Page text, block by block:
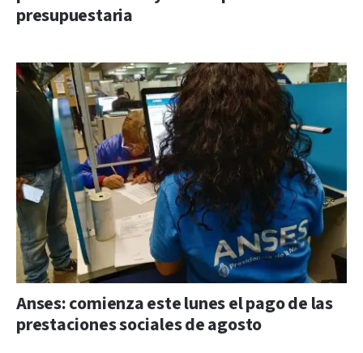
presupuestaria
Anses: comienza este lunes el pago de las
prestaciones sociales de agosto